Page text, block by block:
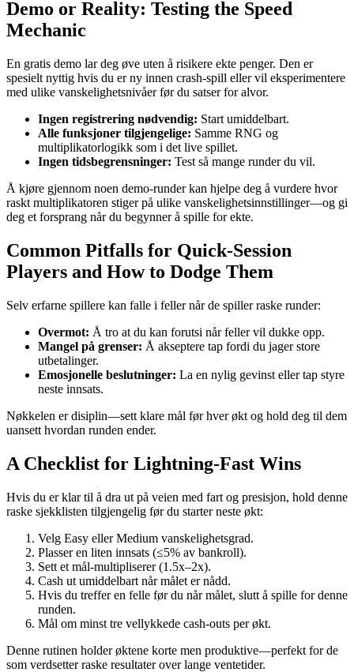
Demo or Reality: Testing the Speed
Mechanic
En gratis demo lar deg øve uten å risikere ekte penger. Den er
spesielt nyttig hvis du er ny innen crash-spill eller vil eksperimentere
med ulike vanskelighetsnivåer før du satser for alvor.
Ingen registrering nødvendig: Start umiddelbart.
Alle funksjoner tilgjengelige: Samme RNG og
multiplikatorlogikk som i det live spillet.
Ingen tidsbegrensninger: Test så mange runder du vil.
Å kjøre gjennom noen demo-runder kan hjelpe deg å vurdere hvor
raskt multiplikatoren stiger på ulike vanskelighetsinnstillinger—og gi
deg et forsprang når du begynner å spille for ekte.
Common Pitfalls for Quick‑Session
Players and How to Dodge Them
Selv erfarne spillere kan falle i feller når de spiller raske runder:
Overmot: Å tro at du kan forutsi når feller vil dukke opp.
Mangel på grenser: Å akseptere tap fordi du jager store
utbetalinger.
Emosjonelle beslutninger: La en nylig gevinst eller tap styre
neste innsats.
Nøkkelen er disiplin—sett klare mål før hver økt og hold deg til dem
uansett hvordan runden ender.
A Checklist for Lightning‑Fast Wins
Hvis du er klar til å dra ut på veien med fart og presisjon, hold denne
raske sjekklisten tilgjengelig før du starter neste økt:
Velg Easy eller Medium vanskelighetsgrad.
Plasser en liten innsats (≤5% av bankroll).
Sett et mål-multipliserer (1.5x–2x).
Cash ut umiddelbart når målet er nådd.
Hvis du treffer en felle før du når målet, slutt å spille for denne
runden.
Mål om minst tre vellykkede cash‑outs per økt.
Denne rutinen holder øktene korte men produktive—perfekt for de
som verdsetter raske resultater over lange ventetider.